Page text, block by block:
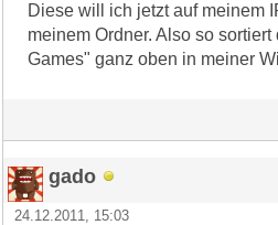
Diese will ich jetzt auf meinem
meinem Ordner. Also so
Games" ganz oben in meiner
gado
24.12.2011, 15:03